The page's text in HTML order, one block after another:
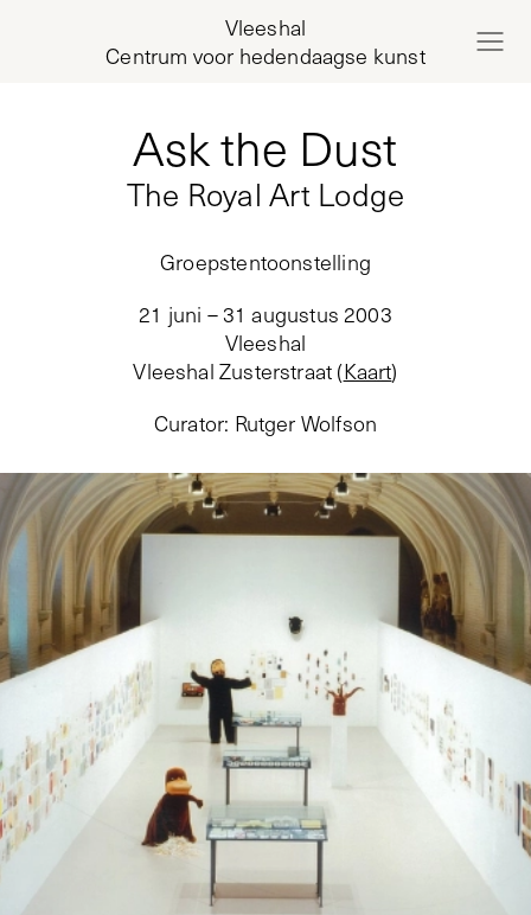
Vleeshal
Centrum voor hedendaagse kunst
Ask the Dust
The Royal Art Lodge
Groepstentoonstelling
21 juni – 31 augustus 2003
Vleeshal
Vleeshal Zusterstraat (Kaart)
Curator: Rutger Wolfson